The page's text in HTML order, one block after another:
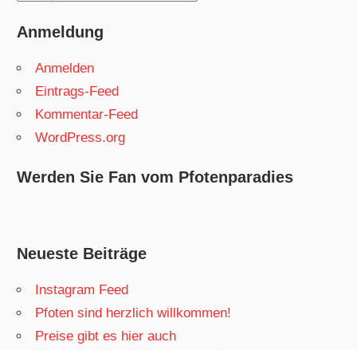
Anmeldung
Anmelden
Eintrags-Feed
Kommentar-Feed
WordPress.org
Werden Sie Fan vom Pfotenparadies
Neueste Beiträge
Instagram Feed
Pfoten sind herzlich willkommen!
Preise gibt es hier auch